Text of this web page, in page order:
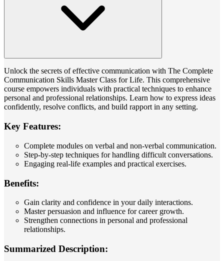
Unlock the secrets of effective communication with The Complete
Communication Skills Master Class for Life. This comprehensive
course empowers individuals with practical techniques to enhance
personal and professional relationships. Learn how to express ideas
confidently, resolve conflicts, and build rapport in any setting.
Key Features:
Complete modules on verbal and non-verbal communication.
Step-by-step techniques for handling difficult conversations.
Engaging real-life examples and practical exercises.
Benefits:
Gain clarity and confidence in your daily interactions.
Master persuasion and influence for career growth.
Strengthen connections in personal and professional
relationships.
Summarized Description: